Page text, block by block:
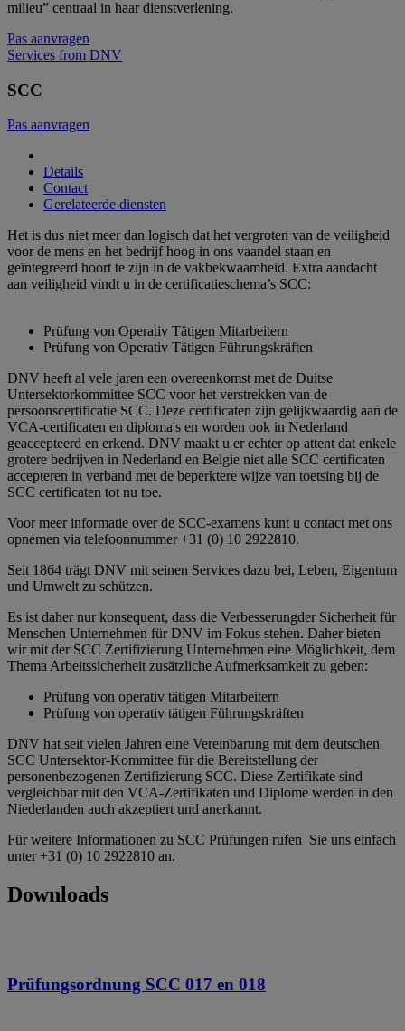
milieu” centraal in haar dienstverlening.
Pas aanvragen
Services from DNV
SCC
Pas aanvragen
Details
Contact
Gerelateerde diensten
Het is dus niet meer dan logisch dat het vergroten van de veiligheid
voor de mens en het bedrijf hoog in ons vaandel staan en
geïntegreerd hoort te zijn in de vakbekwaamheid. Extra aandacht
aan veiligheid vindt u in de certificatieschema’s SCC:
Prüfung von Operativ Tätigen Mitarbeitern
Prüfung von Operativ Tätigen Führungskräften
DNV heeft al vele jaren een overeenkomst met de Duitse
Untersektorkommittee SCC voor het verstrekken van de
persoonscertificatie SCC. Deze certificaten zijn gelijkwaardig aan de
VCA-certificaten en diploma's en worden ook in Nederland
geaccepteerd en erkend. DNV maakt u er echter op attent dat enkele
grotere bedrijven in Nederland en Belgie niet alle SCC certificaten
accepteren in verband met de beperktere wijze van toetsing bij de
SCC certificaten tot nu toe.
Voor meer informatie over de SCC-examens kunt u contact met ons
opnemen via telefoonnummer +31 (0) 10 2922810.
Seit 1864 trägt DNV mit seinen Services dazu bei, Leben, Eigentum
und Umwelt zu schützen.
Es ist daher nur konsequent, dass die Verbesserungder Sicherheit für
Menschen Unternehmen für DNV im Fokus stehen. Daher bieten
wir mit der SCC Zertifizierung Unternehmen eine Möglichkeit, dem
Thema Arbeitssicherheit zusätzliche Aufmerksamkeit zu geben:
Prüfung von operativ tätigen Mitarbeitern
Prüfung von operativ tätigen Führungskräften
DNV hat seit vielen Jahren eine Vereinbarung mit dem deutschen
SCC Untersektor-Kommittee für die Bereitstellung der
personenbezogenen Zertifizierung SCC. Diese Zertifikate sind
vergleichbar mit den VCA-Zertifikaten und Diplome werden in den
Niederlanden auch akzeptiert und anerkannt.
Für weitere Informationen zu SCC Prüfungen rufen Sie uns einfach
unter +31 (0) 10 2922810 an.
Downloads
Prüfungsordnung SCC 017 en 018